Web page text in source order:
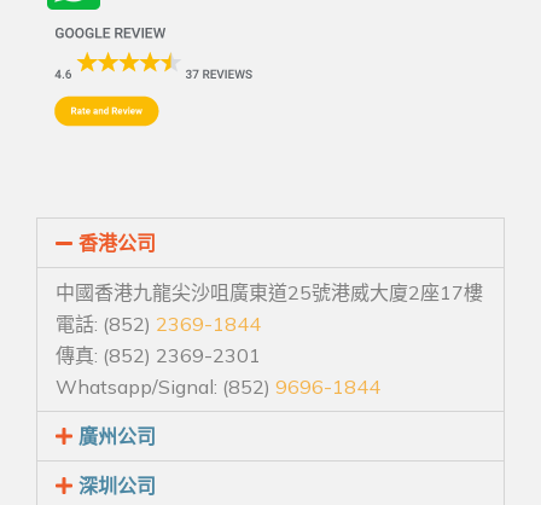
香港公司
中國香港九龍尖沙咀廣東道25號港威大廈2座17樓
電話: (852) 2369-1844
傳真: (852) 2369-2301
Whatsapp/Signal: (852) 9696-1844
廣州公司
深圳公司